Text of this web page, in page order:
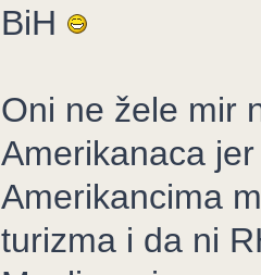
BiH
Oni ne žele mir
Amerikanaca
Amerikancima
turizma i da ni